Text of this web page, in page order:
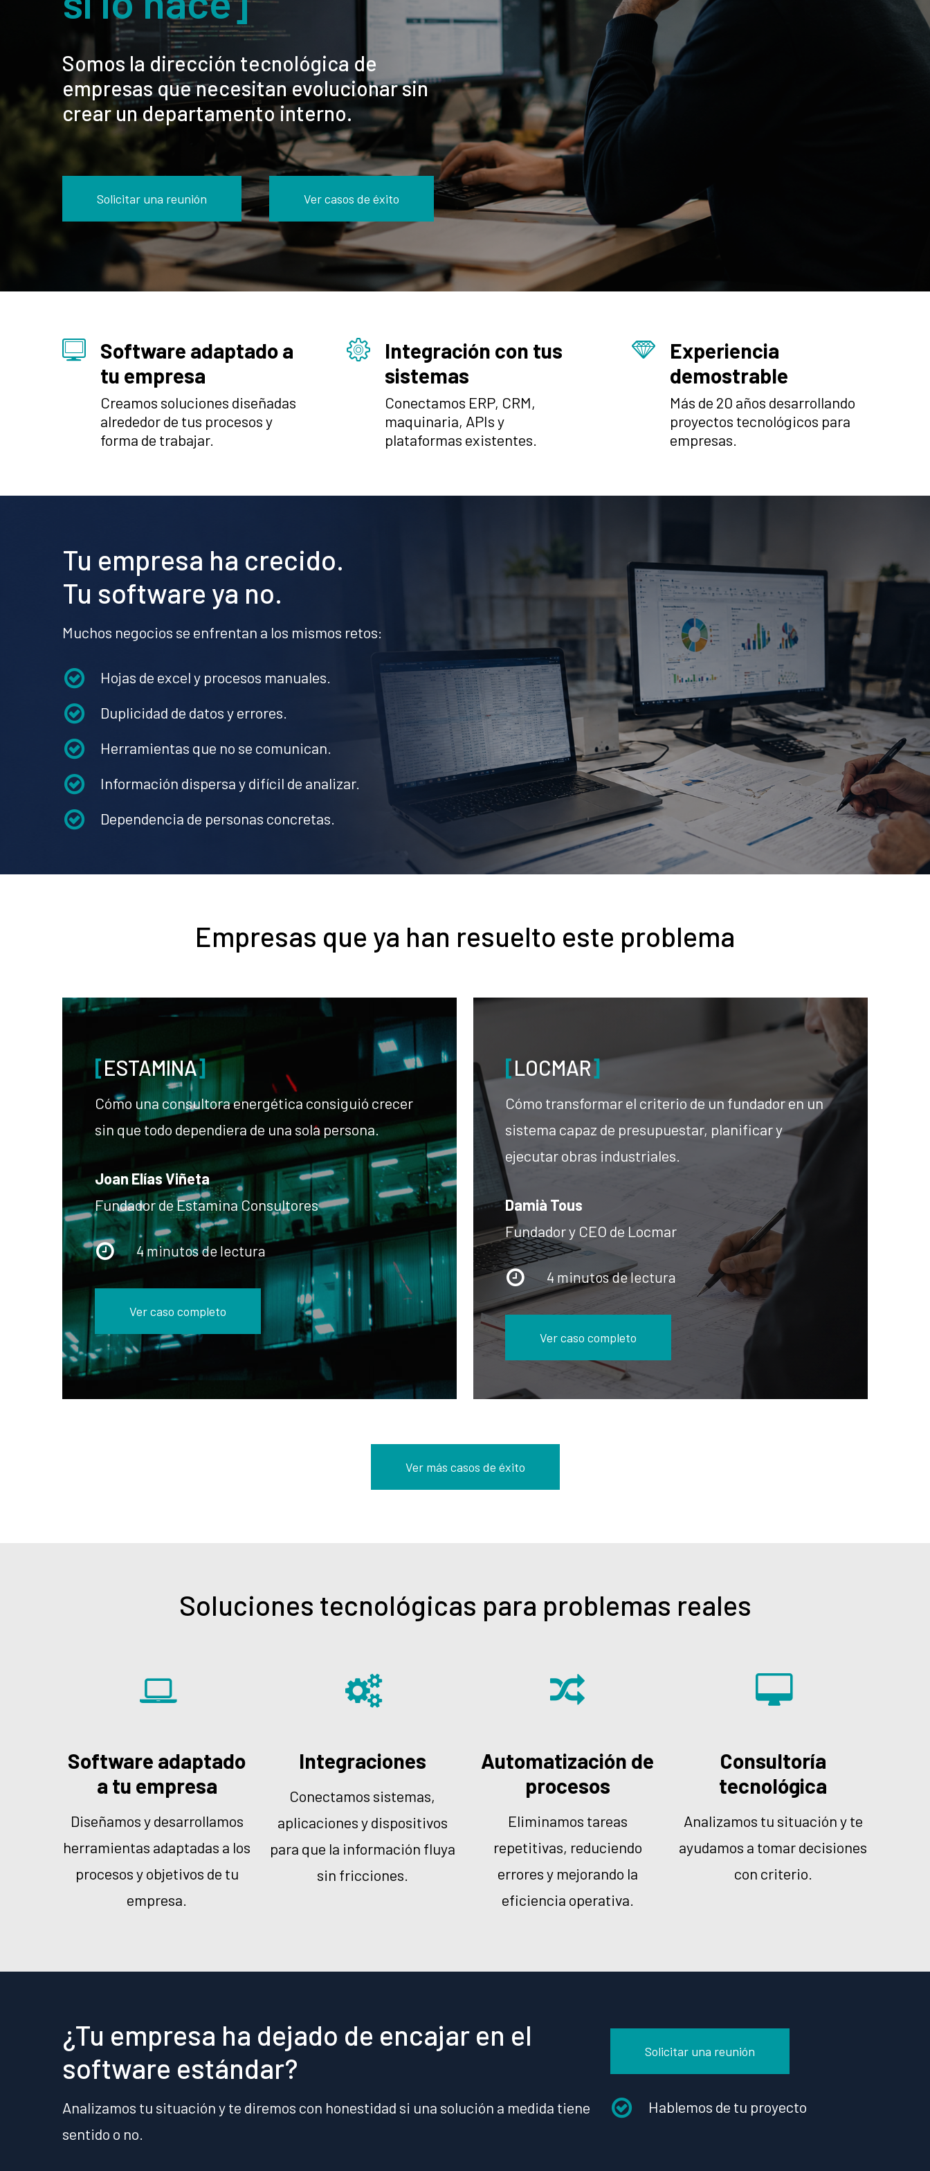
Somos la dirección tecnológica de
empresas que necesitan evolucionar sin
crear un departamento interno.
Solicitar una reunión Ver casos de éxito
Software adaptado a
tu empresa
Creamos soluciones diseñadas
alrededor de tus procesos y
forma de trabajar.
Integración con tus
sistemas
Conectamos ERP, CRM,
maquinaria, APIs y
plataformas existentes.
Experiencia
demostrable
Más de 20 años desarrollando
proyectos tecnológicos para
empresas.
Tu empresa ha crecido.
Tu software ya no.
Muchos negocios se enfrentan a los mismos retos:
Hojas de excel y procesos manuales.
Duplicidad de datos y errores.
Herramientas que no se comunican.
Información dispersa y difícil de analizar.
Dependencia de personas concretas.
Empresas que ya han resuelto este problema
[ESTAMINA]
Cómo una consultora energética consiguió crecer
sin que todo dependiera de una sola persona.
Joan Elías Viñeta
Fundador de Estamina Consultores
4 minutos de lectura
Ver caso completo
[LOCMAR]
Cómo transformar el criterio de un fundador en un
sistema capaz de presupuestar, planificar y
ejecutar obras industriales.
Damià Tous
Fundador y CEO de Locmar
4 minutos de lectura
Ver caso completo
Ver más casos de éxito
Soluciones tecnológicas para problemas reales
Software adaptado
a tu empresa
Diseñamos y desarrollamos
herramientas adaptadas a los
procesos y objetivos de tu
empresa.
Integraciones
Conectamos sistemas,
aplicaciones y dispositivos
para que la información fluya
sin fricciones.
Automatización de
procesos
Eliminamos tareas
repetitivas, reduciendo
errores y mejorando la
eficiencia operativa.
Consultoría
tecnológica
Analizamos tu situación y te
ayudamos a tomar decisiones
con criterio.
¿Tu empresa ha dejado de encajar en el
software estándar?
Analizamos tu situación y te diremos con honestidad si una solución a medida tiene
sentido o no.
Solicitar una reunión
Hablemos de tu proyecto